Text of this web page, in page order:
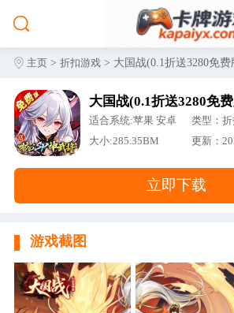
主页 >折扣游戏 > 大国战(0.1折送3280免费
大国战(0.1折送3280免
适合系统:苹果 安卓
类型：
大小:285.35BM
更新：
立即下载
游戏截图